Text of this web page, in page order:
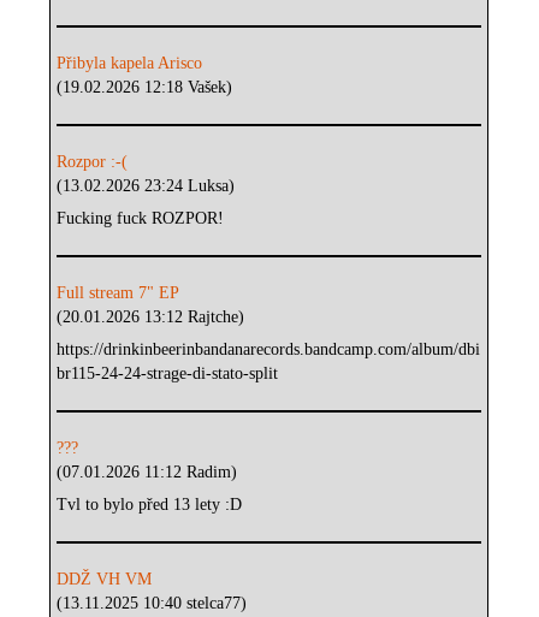
Přibyla kapela Arisco
(19.02.2026 12:18 Vašek)
Rozpor :-(
(13.02.2026 23:24 Luksa)
Fucking fuck ROZPOR!
Full stream 7" EP
(20.01.2026 13:12 Rajtche)
https://drinkinbeerinbandanarecords.bandcamp.com/album/dbi
br115-24-24-strage-di-stato-split
???
(07.01.2026 11:12 Radim)
Tvl to bylo před 13 lety :D
DDŽ VH VM
(13.11.2025 10:40 stelca77)